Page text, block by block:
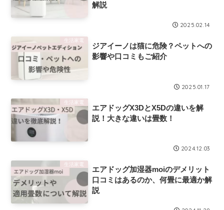
解説
2025.02.14
生活家電
ジアイーノは猫に危険？ペットへの
影響や口コミもご紹介
2025.01.17
生活家電
エアドッグX3DとX5Dの違いを解
説！大きな違いは畳数！
2024.12.03
生活家電
エアドッグ加湿器moiのデメリット
口コミはあるのか、何畳に最適か解
説